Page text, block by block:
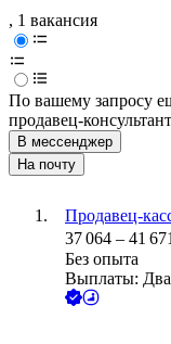
, 1 вакансия
По вашему запросу
продавец-
В мессенджер
На почту
Продавец-
37 064 – 41
Без опыта
Выплаты: Два